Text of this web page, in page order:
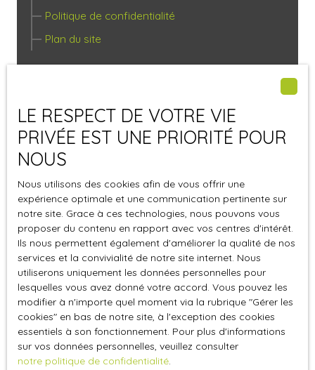
Politique de confidentialité
Plan du site
Agence à Annoeullin
ESTIMATION À ANNŒULLIN
ESTIMATION À BAUVIN
Blog
Comment vendre rapidement son bien
immobilier ?
Faut-il rénover son bien immobilier avant de
vendre ?
L'immobilier à Provin
LE RESPECT DE VOTRE VIE
PRIVÉE EST UNE PRIORITÉ POUR
NOUS
Nous utilisons des cookies afin de vous offrir une
expérience optimale et une communication pertinente sur
notre site. Grace à ces technologies, nous pouvons vous
proposer du contenu en rapport avec vos centres d'intérêt.
Ils nous permettent également d'améliorer la qualité de nos
services et la convivialité de notre site internet. Nous
utiliserons uniquement les données personnelles pour
lesquelles vous avez donné votre accord. Vous pouvez les
modifier à n'importe quel moment via la rubrique ″Gérer les
cookies″ en bas de notre site, à l'exception des cookies
essentiels à son fonctionnement. Pour plus d'informations
sur vos données personnelles, veuillez consulter
notre politique de confidentialité.